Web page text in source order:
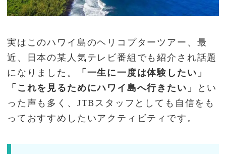
実はこのハワイ島のヘリコプターツアー、最
近、日本の某人気テレビ番組でも紹介され話題
になりました。
「一生に一度は体験したい」
「これを見るためにハワイ島へ行きたい」
とい
った声も多く、JTBスタッフとしても自信をも
っておすすめしたいアクティビティです。